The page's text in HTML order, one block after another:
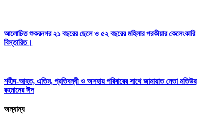
আলোচিত শুকরনগর ২১ বছরের ছেলে ও ৫২ বছরের মহিলার পরকীয়ার কেলেংকারি
বিস্তারিত।
শহীদ-আহত, এতিম, প্রতিবন্ধী ও অসহায় পরিবারের সাথে জামায়াত নেতা মতিউর
রহমানের ঈদ
অন্যান্য